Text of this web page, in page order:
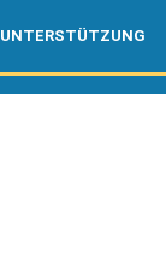
UNTERSTÜTZUNG